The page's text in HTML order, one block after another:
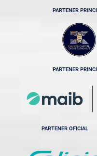
PARTENER
PARTENER
PARTENER OFICIAL